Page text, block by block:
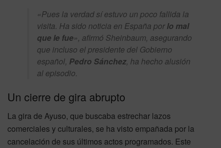
«Pues la verdad sí estuvo un poco fallida la
visita. Ha sido noticia en España porlo mal
que le fue», afirmó Sheinbaum, asegurando
que incluso el presidente del Gobierno
español, Pedro Sánchez, ha hecho alusión
al episodio.
Un cierre de gira abrupto
La gira de Ayuso, que buscaba estrechar lazos
comerciales y culturales, se ha visto empañada por la
cancelación de sus últimos actos programados. Este